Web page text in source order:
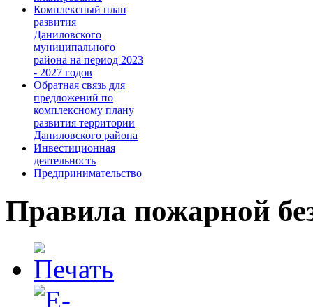
Комплексный план
развития
Даниловского
муниципального
района на период 2023
- 2027 годов
Обратная связь для
предложений по
комплексному плану
развития территории
Даниловского района
Инвестиционная
деятельность
Предпринимательство
Правила пожарной